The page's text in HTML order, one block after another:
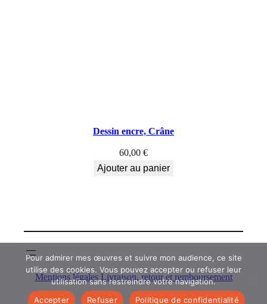
Dessin encre, Crâne
60,00 €
Ajouter au panier
Mentions légales Livraison, retour et remboursement
Pour admirer mes œuvres et suivre mon audience, ce site
utilise des cookies. Vous pouvez accepter ou refuser leur
utilisation sans restreindre votre navigation.
Accepter
Refuser Politique de confidentialité